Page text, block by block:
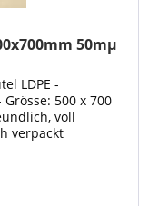
50mµ
LDPE -
500 x 700
voll
verpackt